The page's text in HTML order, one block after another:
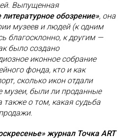
Выпущенная
литературное обозрение», она
музеев и людей (к одним
благосклонно, к другим —
было создано
иконное собрание
фонда, кто и как
сколько икон отдали
музеи, были ли проданные
о том, какая судьба
журнал Точка ART